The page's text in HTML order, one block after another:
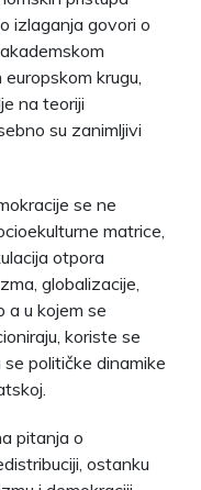
izlaganja govori o
krugu,
na teoriji
su zanimljivi
se ne
matrice,
otpora
globalizacije,
a u kojem se
koriste se
političke dinamike
pitanja o
ostanku